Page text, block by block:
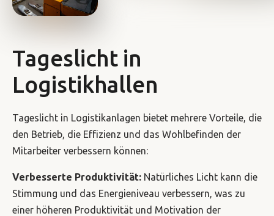
Tageslicht in
Logistikhallen
Tageslicht in Logistikanlagen bietet mehrere Vorteile, die
den Betrieb, die Effizienz und das Wohlbefinden der
Mitarbeiter verbessern können:
Verbesserte Produktivität: Natürliches Licht kann die
Stimmung und das Energieniveau verbessern, was zu
einer höheren Produktivität und Motivation der